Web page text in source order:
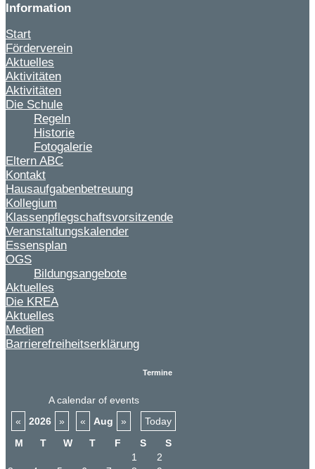
Information
Start
Förderverein
Aktuelles
Aktivitäten
Aktivitäten
Die Schule
Regeln
Historie
Fotogalerie
Eltern ABC
Kontakt
Hausaufgabenbetreuung
Kollegium
Klassenpflegschaftsvorsitzende
Veranstaltungskalender
Essensplan
OGS
Bildungsangebote
Aktuelles
Die KREA
Aktuelles
Medien
Barrierefreiheitserklärung
Termine
A calendar of events
«
2026 » « Aug »
Today
M
T W T F S
S
1
2